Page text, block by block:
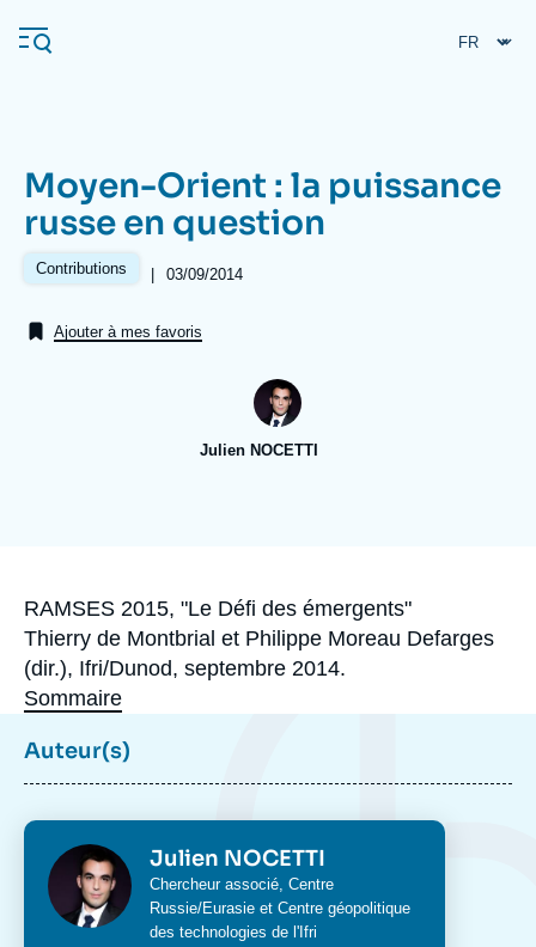
au
contenu
Navigation
principale
L'Ifri
Analyses
Nous soutenir
Recherches fréquentes
Proche-Orient
Moyen-Orient : la puissance
russe en question
Contributions |
Date
publication
03/09/2014
Ajouter à mes favoris
Julien NOCETTI
Accroche
RAMSES 2015, "Le Défi des émergents"
Thierry de Montbrial et Philippe Moreau Defarges
(dir.), Ifri/Dunod, septembre 2014.
Sommaire
Auteur(s)
Photo Julien NOCETTI
Intitulé
du
poste
Chercheur associé, Centre
Russie/Eurasie et Centre géopolitique
des technologies de l'Ifri